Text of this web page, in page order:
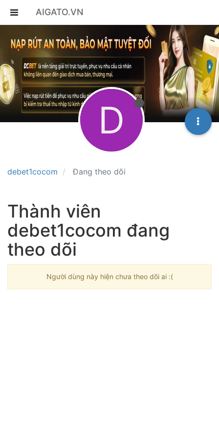
AIGATO.VN
debet1cocom Đang theo dõi
D
Thành viên
debet1cocom đang
theo dõi
Người dùng này hiện chưa theo dõi ai :(